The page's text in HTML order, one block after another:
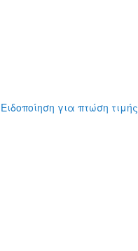
Ειδοποίηση για πτώση τιμής